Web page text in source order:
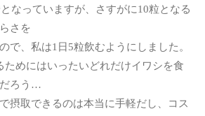
なっていますが、さすがに10粒となる
さを
で、私は1日5粒飲むようにしました。
ためにはいったいどれだけイワシを食
ろう…
摂取できるのは本当に手軽だし、コス